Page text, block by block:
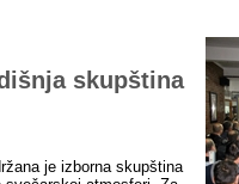
skupština
je izborna skupština